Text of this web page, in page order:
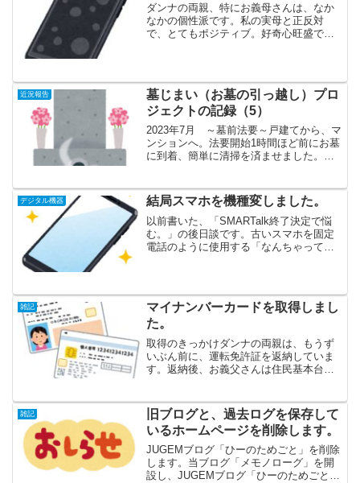
ダンナの両親、特にお義母さんは、なか
なかの個性派です。私の実母と正反対
で、とてもポジティブ。好奇心旺盛で、
んでいます。この母にして、...
近況報告
墓じまい（お墓の引っ越し）プロ
ジェクトの記録（5）
2023年7月 ～墓前法要～戸建てから、マ
ンションへ。法要開始1時間ほど前にお墓
に到着、簡単に清掃を済ませました。開
ましたが、お目にかかるのは初めてで
す。Kさんは、焼...
デジタル機器 結局スマホを機種変しました。
以前書いた、「SMARTalk終了決定で悩
む。」の後日談です。古いスマホを固定
電話のように使用する「なんちゃって固
SMARTalk終了後の...
雑記
マイナンバーカードを取得しまし
た。
取得のきっかけダンナの両親は、もうず
いぶん前に、運転免許証を返納していま
す。返納後、お義父さんは住民基本台帳
取得・所持しています。今年、お義父さ
んの住基カードが、有効期...
雑記
旧ブログと、過去ログを保存して
いるホームページを削除します。
JUGEMブログ「ひーのためごと」を削除
します。当ブログ「メモノローグ」を開
設し、JUGEMブログ「ひーのためごと」